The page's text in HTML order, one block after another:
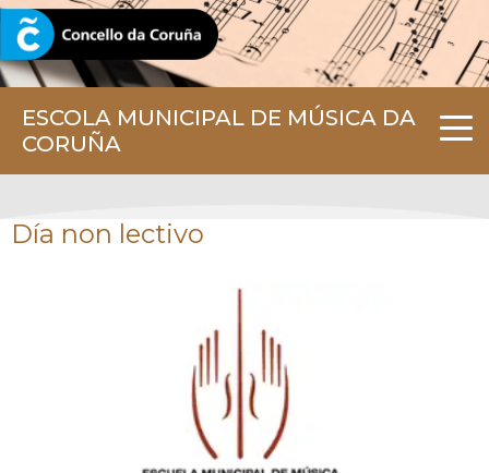
ESCOLA MUNICIPAL DE MÚSICA DA
CORUÑA
CORUNA.GAL
Día non lectivo